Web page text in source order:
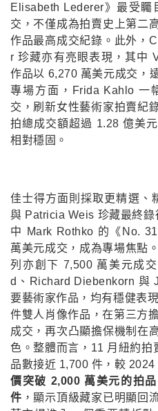
Elisabeth Lederer》最受
交，不僅成為拍賣史上第二
作品最高成交紀錄。此外，
r 珍藏亦有亮眼表現，其中
作品以 6,270 萬美元成交，
專場方面，Frida Kahlo 一
交，刷新女性藝術家拍賣紀
拍總成交額超過 1.28 億美
相對穩固。
佳士得方面則採取更精選、
與 Patricia Weis 珍藏最終
中 Mark Rothko 的《No.
萬美元成交，成為專場焦點
列亦創下 7,500 萬美元成
d、Richard Diebenkorn 與
要藝術家作品，均有穩健表
件雙人肖像作品，在第三方
成交，再次凸顯擔保機制在
色。整體而言，11 月紐約拍
品數接近 1,700 件，較 2024
價突破 2,000 萬美元的拍
件 ，顯示頂級藏家已明顯回